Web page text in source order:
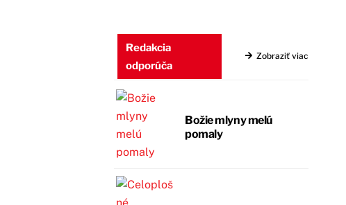
Redakcia
odporúča
Zobraziť viac
Božie mlyny melú
pomaly